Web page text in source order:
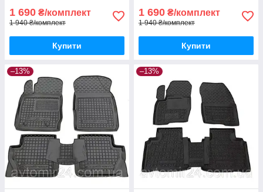
1 690 ₴/комплект
1 940 ₴/комплект
Купити
1 690 ₴/комплект
1 940 ₴/комплект
Купити
–13% –13%